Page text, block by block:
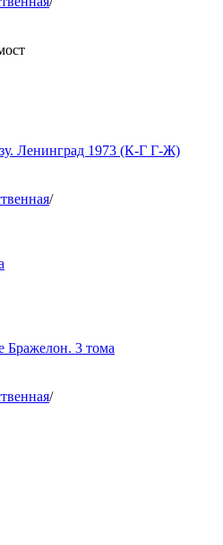
Ленинград 1973 (К-Г Г-Ж)
/
Бражелон. 3 тома
/